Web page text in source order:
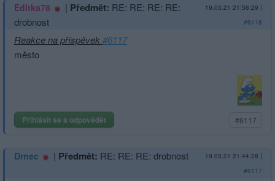
Editka78 | Předmět: RE: RE: RE: RE:
drobnost
19.03.21 21:56:29 |
#6118
Reakce na příspěvek#6117
město
Přihlásit se a odpovědět #6117
Drnec | Předmět: RE: RE: RE: drobnost 19.03.21 21:44:28 |
#6117